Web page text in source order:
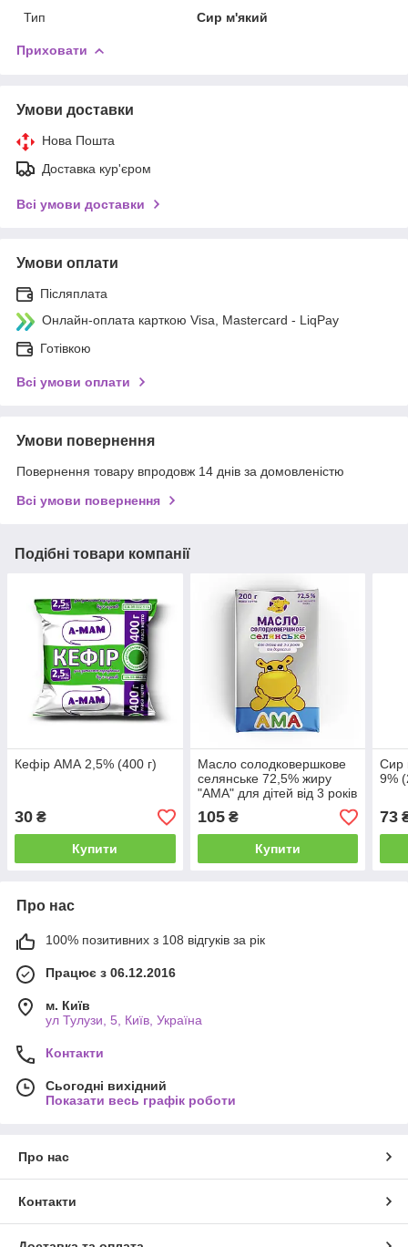
Тип
Сир м'який
Приховати
Умови доставки
Нова Пошта
Доставка кур'єром
Всі умови доставки
Умови оплати
Післяплата
Онлайн-оплата карткою Visa, Mastercard - LiqPay
Готівкою
Всі умови оплати
Умови повернення
Повернення товару впродовж 14 днів за домовленістю
Всі умови повернення
Подібні товари компанії
Кефір АМА 2,5% (400 г)
30 ₴
Купити
Масло солодковершкове
селянське 72,5% жиру
"АМА" для дітей від 3 років
та дорослих 200г
105₴
Купити
Сир
9%
73
Про нас
100% позитивних з 108 відгуків за рік
Працює з 06.12.2016
м. Київ
ул Тулузи, 5, Київ, Україна
Контакти
Сьогодні вихідний
Показати весь графік роботи
Про нас
Контакти